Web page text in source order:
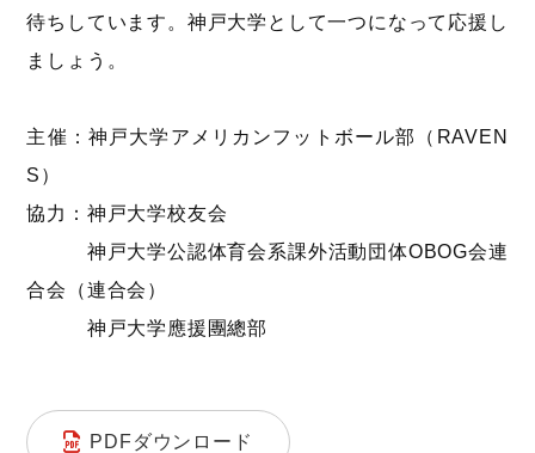
待ちしています。神戸大学として一つになって応援し
ましょう。
主催：神戸大学アメリカンフットボール部（RAVEN
S）
協力：神戸大学校友会
神戸大学公認体育会系課外活動団体OBOG会連
合会（連合会）
神戸大学應援團總部
PDFダウンロード